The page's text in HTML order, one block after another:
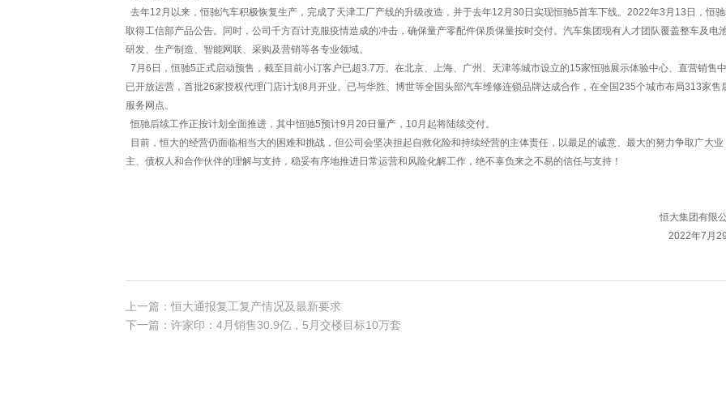
去年12月以来，恒驰汽车积极恢复生产，完成了天津工厂产线的升级改造，并于去年12月30日实现恒驰5首车下线。2022年3月13日，恒
取得工信部产品公告。同时，公司千方百计克服疫情造成的冲击，确保量产零配件保质保量按时交付。汽车集团现有人才团队覆盖整车及电
研发、生产制造、智能网联、采购及营销等各专业领域。
7月6日，恒驰5正式启动预售，截至目前小订客户已超3.7万。在北京、上海、广州、天津等城市设立的15家恒驰展示体验中心、直营销售
已开放运营，首批26家授权代理门店计划8月开业。已与华胜、博世等全国头部汽车维修连锁品牌达成合作，在全国235个城市布局313家售
服务网点。
恒驰后续工作正按计划全面推进，其中恒驰5预计9月20日量产，10月起将陆续交付。
目前，恒大的经营仍面临相当大的困难和挑战，但公司会坚决担起自救化险和持续经营的主体责任，以最足的诚意、最大的努力争取广大业
主、债权人和合作伙伴的理解与支持，稳妥有序地推进日常运营和风险化解工作，绝不辜负来之不易的信任与支持！
恒大集团有限
2022年7月29
上一篇：恒大通报复工复产情况及最新要求
下一篇：许家印：4月销售30.9亿，5月交楼目标10万套